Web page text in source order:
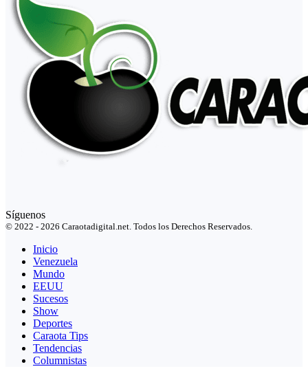
Síguenos
© 2022 - 2026 Caraotadigital.net. Todos los Derechos Reservados.
Inicio
Venezuela
Mundo
EEUU
Sucesos
Show
Deportes
Caraota Tips
Tendencias
Columnistas